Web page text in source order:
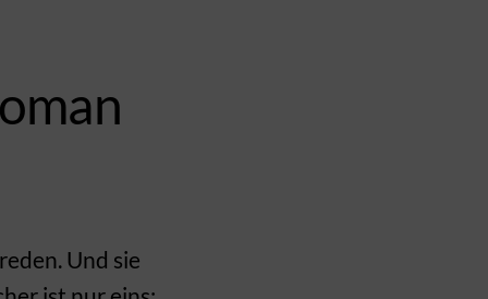
Und sie